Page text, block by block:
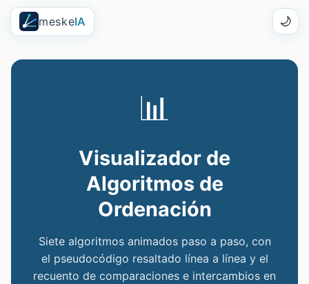
meskeIA 🌙
📊
Visualizador de
Algoritmos de
Ordenación
Siete algoritmos animados paso a paso, con
el pseudocódigo resaltado línea a línea y el
recuento de comparaciones e intercambios en